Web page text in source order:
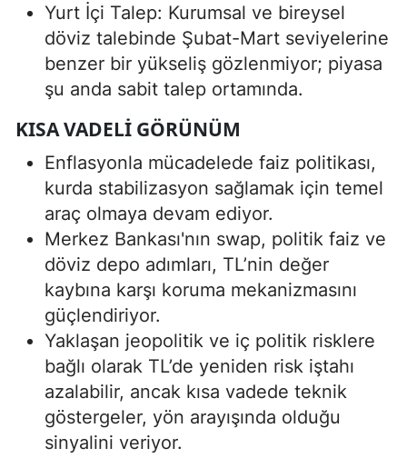
Yurt İçi Talep: Kurumsal ve bireysel
döviz talebinde Şubat-Mart seviyelerine
benzer bir yükseliş gözlenmiyor; piyasa
şu anda sabit talep ortamında.
KISA VADELI GÖRÜNÜM
Enflasyonla mücadelede faiz politikası,
kurda stabilizasyon sağlamak için temel
araç olmaya devam ediyor.
Merkez Bankası'nın swap, politik faiz ve
döviz depo adımları, TL’nin değer
kaybına karşı koruma mekanizmasını
güçlendiriyor.
Yaklaşan jeopolitik ve iç politik risklere
bağlı olarak TL’de yeniden risk iştahı
azalabilir, ancak kısa vadede teknik
göstergeler, yön arayışında olduğu
sinyalini veriyor.